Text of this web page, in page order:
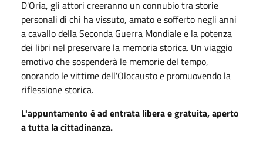
D'Oria, gli attori creeranno un connubio tra storie
personali di chi ha vissuto, amato e sofferto negli anni
a cavallo della Seconda Guerra Mondiale e la potenza
dei libri nel preservare la memoria storica. Un viaggio
emotivo che sospenderà le memorie del tempo,
onorando le vittime dell'Olocausto e promuovendo la
riflessione storica.
L'appuntamento è ad entrata libera e gratuita, aperto
a tutta la cittadinanza.